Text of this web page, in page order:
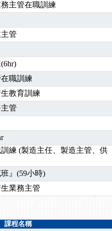
主管在職訓練
管
職訓練
教育訓練
管
練 (製造主任、製造主管、供
』(59小時)
業務主管
課程名稱